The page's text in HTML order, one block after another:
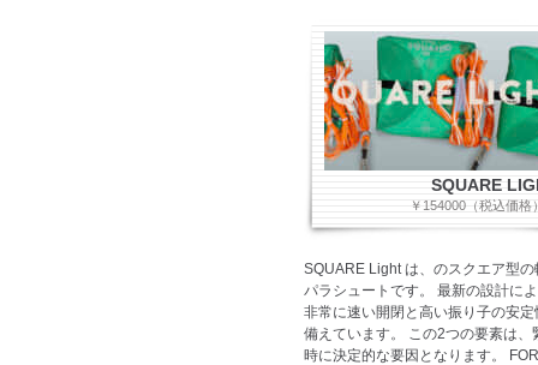
SQUARE
￥154000（税込価格
SQUARE Light は、のスクエア型の
パラシュートです。 最新の設計に
非常に速い開閉と高い振り子の安定
備えています。 この2つの要素は、
時に決定的な要因となります。 FOR